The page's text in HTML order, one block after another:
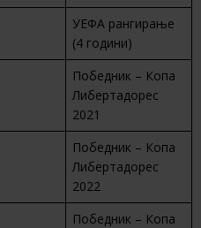
УЕФА рангирање
(4 години)
Победник – Копа
Либертадорес
2021
Победник – Копа
Либертадорес
2022
Победник – Копа